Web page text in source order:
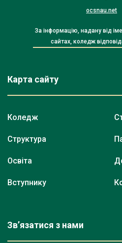
ocsnau.net
За інформацію, надану від
сайтах, коледж
Карта сайту
Коледж
Структура
Освіта
Вступнику
Зв’язатися з нами